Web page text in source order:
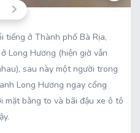
tiếng ở Thành phố Bà Rịa,
Long Hương (hiện giờ vẫn
sau này một người trong
Long Hương ngay cổng
mặt bằng to và bãi đậu xe ô tô